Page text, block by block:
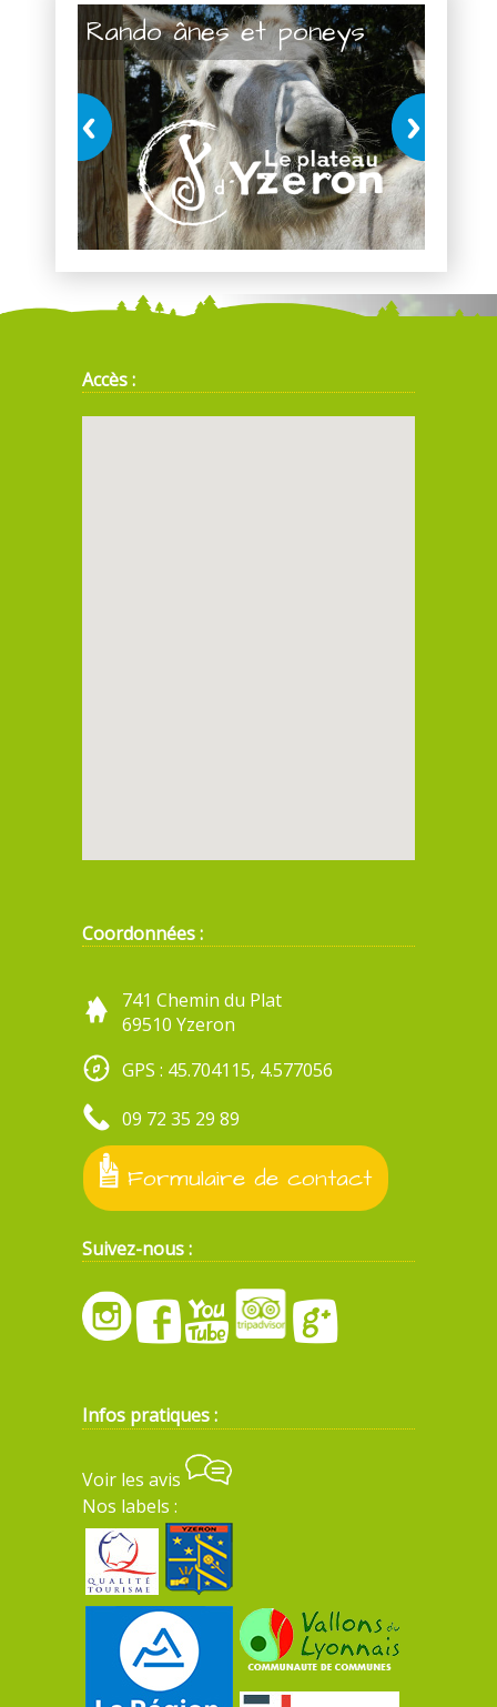
Rando ânes et poneys
Accès :
Coordonnées :
741 Chemin du Plat
69510 Yzeron
GPS : 45.704115, 4.577056
09 72 35 29 89
Formulaire de contact
Suivez-nous :
Infos pratiques :
Voir les avis
Nos labels :